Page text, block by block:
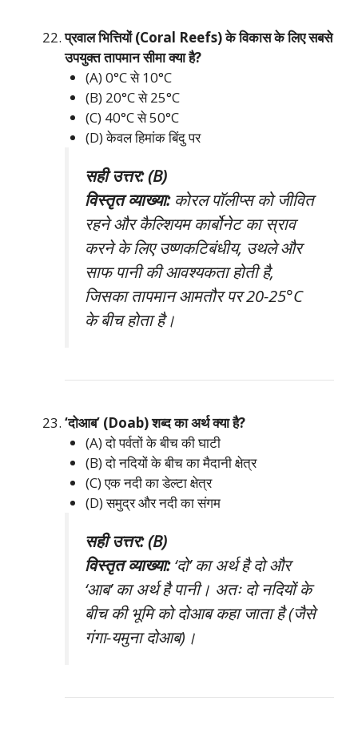
प्रवाल भित्तियों (Coral Reefs) के विकास के लिए सबसे
उपयुक्त तापमान सीमा क्या है?
(A) 0°C से 10°C
(B) 20°C से 25°C
(C) 40°C से 50°C
(D) केवल हिमांक बिंदु पर
सही उत्तर: (B)
विस्तृत व्याख्या:कोरल पॉलीप्स को जीवित
रहने और कैल्शियम कार्बोनेट का स्राव
करने के लिए उष्णकटिबंधीय, उथले और
साफ पानी की आवश्यकता होती है,
जिसका तापमान आमतौर पर 20-25°C
के बीच होता है।
‘दोआब’ (Doab) शब्द का अर्थ क्या है?
(A) दो पर्वतों के बीच की घाटी
(B) दो नदियों के बीच का मैदानी क्षेत्र
(C) एक नदी का डेल्टा क्षेत्र
(D) समुद्र और नदी का संगम
सही उत्तर: (B)
विस्तृत व्याख्या:‘दो’ का अर्थ है दो और
‘आब’ का अर्थ है पानी। अतः दो नदियों के
बीच की भूमि को दोआब कहा जाता है (जैसे
गंगा-यमुना दोआब)।